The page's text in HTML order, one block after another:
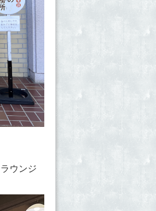
ウンジ